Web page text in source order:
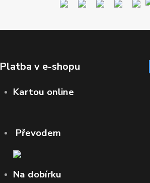
Platba v e-shopu
Kartou online
Převodem
Na dobírku